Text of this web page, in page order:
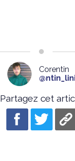
Corentin
Partagez cet